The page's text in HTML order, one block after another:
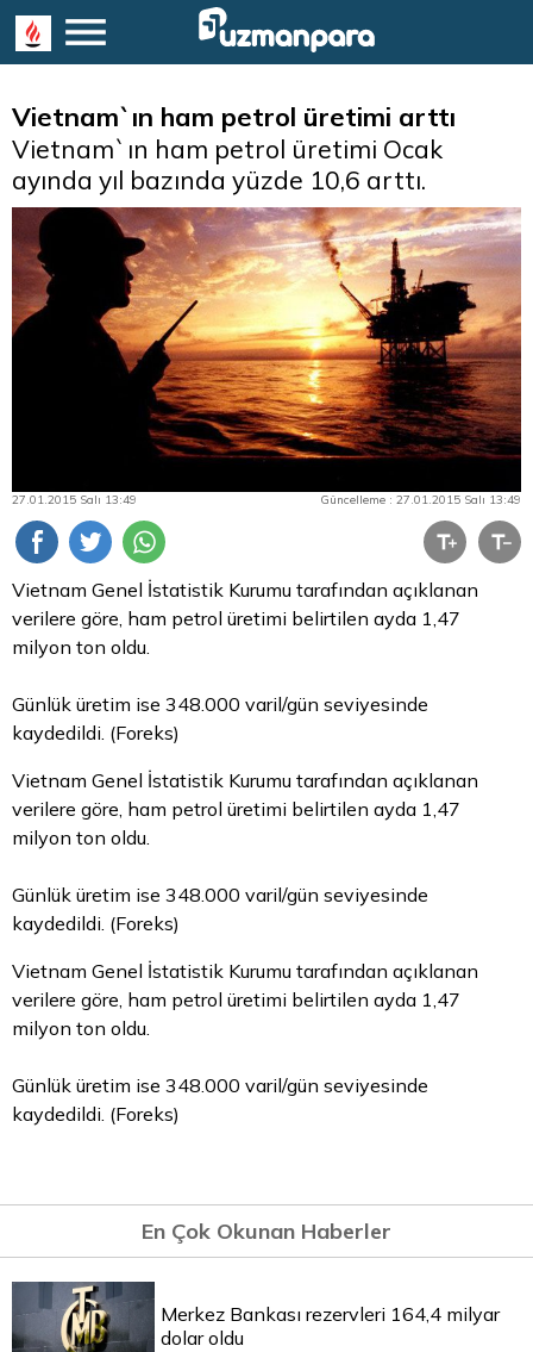
Vietnam`ın ham petrol üretimi arttı
Vietnam`ın ham petrol üretimi Ocak
ayında yıl bazında yüzde 10,6 arttı.
27.01.2015 Salı 13:49 Güncelleme : 27.01.2015 Salı 13:49
Vietnam Genel İstatistik Kurumu tarafından açıklanan
verilere göre, ham petrol üretimi belirtilen ayda 1,47
milyon ton oldu.
Günlük üretim ise 348.000 varil/gün seviyesinde
kaydedildi. (Foreks)
Vietnam Genel İstatistik Kurumu tarafından açıklanan
verilere göre, ham petrol üretimi belirtilen ayda 1,47
milyon ton oldu.
Günlük üretim ise 348.000 varil/gün seviyesinde
kaydedildi. (Foreks)
Vietnam Genel İstatistik Kurumu tarafından açıklanan
verilere göre, ham petrol üretimi belirtilen ayda 1,47
milyon ton oldu.
Günlük üretim ise 348.000 varil/gün seviyesinde
kaydedildi. (Foreks)
En Çok Okunan Haberler
Merkez Bankası rezervleri 164,4 milyar
dolar oldu